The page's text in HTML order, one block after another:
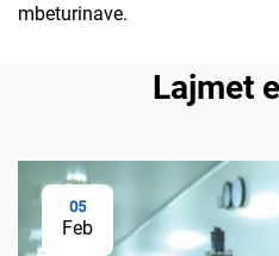
mbeturinave.
Lajmet
05
Feb